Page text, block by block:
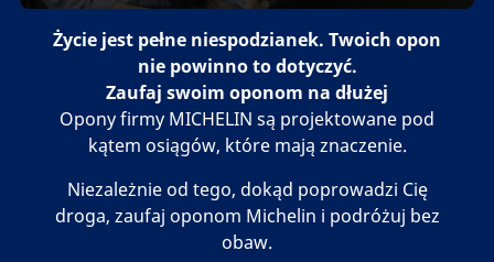
Życie jest pełne niespodzianek. Twoich opon
nie powinno to dotyczyć.
Zaufaj swoim oponom na dłużej
Opony firmy MICHELIN są projektowane pod
kątem osiągów, które mają znaczenie.
Niezależnie od tego, dokąd poprowadzi Cię
droga, zaufaj oponom Michelin i podróżuj bez
obaw.